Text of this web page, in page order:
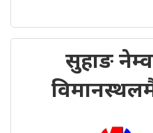
सुहाङ